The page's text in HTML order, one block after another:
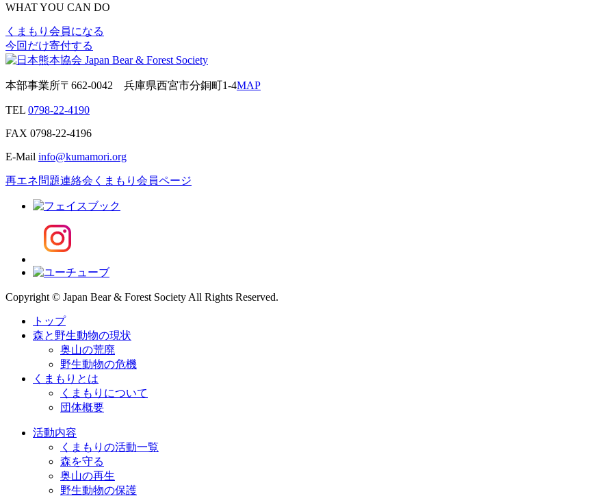
WHAT YOU CAN DO
くまもり会員になる
今回だけ寄付する
本部事業所〒662-0042 兵庫県西宮市分銅町1-4MAP
TEL 0798-22-4190
FAX 0798-22-4196
E-Mail info@kumamori.org
再エネ問題連絡会 くまもり会員ページ
Copyright © Japan Bear & Forest Society All Rights Reserved.
トップ
森と野生動物の現状
奥山の荒廃
野生動物の危機
くまもりとは
くまもりについて
団体概要
活動内容
くまもりの活動一覧
森を守る
奥山の再生
野生動物の保護